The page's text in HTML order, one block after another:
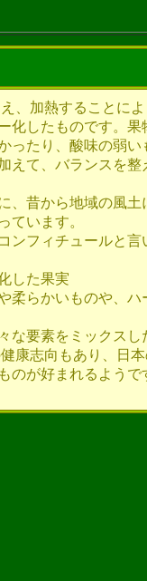
、加熱することに
化したものです。果
ったり、酸味の弱い
えて、バランスを整
、昔から地域の風土
ています。
ンフィチュールと言
した果実
柔らかいものや、ハ
ミックスした
康志向もあり、日
のが好まれるようで